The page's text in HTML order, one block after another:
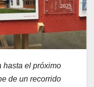
hasta el próximo
de un recorrido